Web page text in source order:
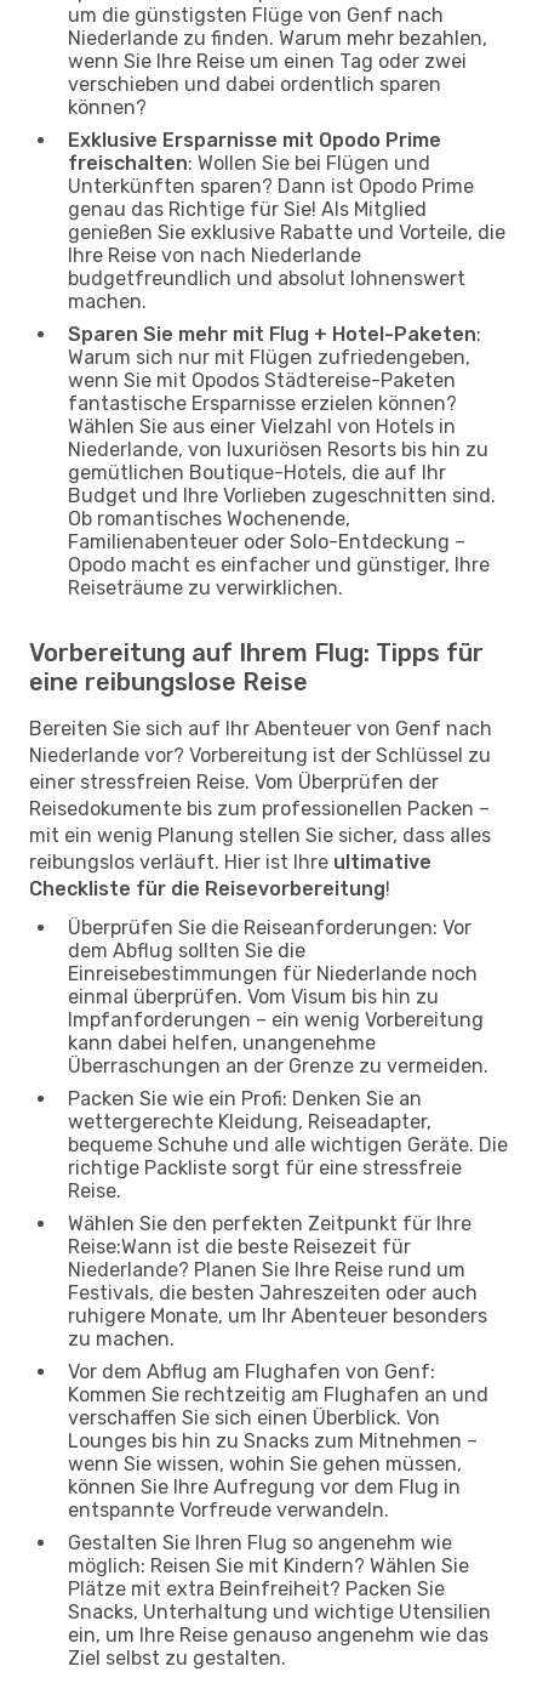
um die günstigsten Flüge von Genf nach
Niederlande zu finden. Warum mehr bezahlen,
wenn Sie Ihre Reise um einen Tag oder zwei
verschieben und dabei ordentlich sparen
können?
Exklusive Ersparnisse mit Opodo Prime
freischalten: Wollen Sie bei Flügen und
Unterkünften sparen? Dann ist Opodo Prime
genau das Richtige für Sie! Als Mitglied
genießen Sie exklusive Rabatte und Vorteile, die
Ihre Reise von nach Niederlande
budgetfreundlich und absolut lohnenswert
machen.
Sparen Sie mehr mit Flug + Hotel-Paketen:
Warum sich nur mit Flügen zufriedengeben,
wenn Sie mit Opodos Städtereise-Paketen
fantastische Ersparnisse erzielen können?
Wählen Sie aus einer Vielzahl von Hotels in
Niederlande, von luxuriösen Resorts bis hin zu
gemütlichen Boutique-Hotels, die auf Ihr
Budget und Ihre Vorlieben zugeschnitten sind.
Ob romantisches Wochenende,
Familienabenteuer oder Solo-Entdeckung –
Opodo macht es einfacher und günstiger, Ihre
Reiseträume zu verwirklichen.
Vorbereitung auf Ihrem Flug: Tipps für
eine reibungslose Reise
Bereiten Sie sich auf Ihr Abenteuer von Genf nach
Niederlande vor? Vorbereitung ist der Schlüssel zu
einer stressfreien Reise. Vom Überprüfen der
Reisedokumente bis zum professionellen Packen –
mit ein wenig Planung stellen Sie sicher, dass alles
reibungslos verläuft. Hier ist Ihre ultimative
Checkliste für die Reisevorbereitung!
Überprüfen Sie die Reiseanforderungen: Vor
dem Abflug sollten Sie die
Einreisebestimmungen für Niederlande noch
einmal überprüfen. Vom Visum bis hin zu
Impfanforderungen – ein wenig Vorbereitung
kann dabei helfen, unangenehme
Überraschungen an der Grenze zu vermeiden.
Packen Sie wie ein Profi: Denken Sie an
wettergerechte Kleidung, Reiseadapter,
bequeme Schuhe und alle wichtigen Geräte. Die
richtige Packliste sorgt für eine stressfreie
Reise.
Wählen Sie den perfekten Zeitpunkt für Ihre
Reise:Wann ist die beste Reisezeit für
Niederlande? Planen Sie Ihre Reise rund um
Festivals, die besten Jahreszeiten oder auch
ruhigere Monate, um Ihr Abenteuer besonders
zu machen.
Vor dem Abflug am Flughafen von Genf:
Kommen Sie rechtzeitig am Flughafen an und
verschaffen Sie sich einen Überblick. Von
Lounges bis hin zu Snacks zum Mitnehmen –
wenn Sie wissen, wohin Sie gehen müssen,
können Sie Ihre Aufregung vor dem Flug in
entspannte Vorfreude verwandeln.
Gestalten Sie Ihren Flug so angenehm wie
möglich: Reisen Sie mit Kindern? Wählen Sie
Plätze mit extra Beinfreiheit? Packen Sie
Snacks, Unterhaltung und wichtige Utensilien
ein, um Ihre Reise genauso angenehm wie das
Ziel selbst zu gestalten.